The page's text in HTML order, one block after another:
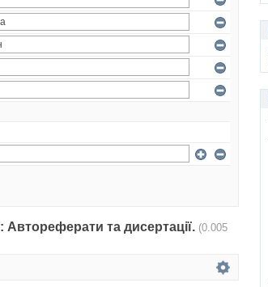
та дисертації. (0.005